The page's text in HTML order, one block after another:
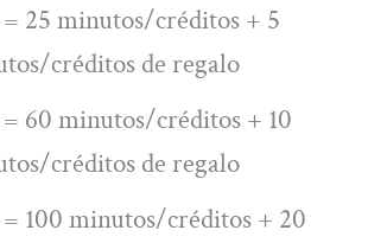
25 minutos/créditos + 5
créditos de regalo
60 minutos/créditos + 10
créditos de regalo
100 minutos/créditos + 20